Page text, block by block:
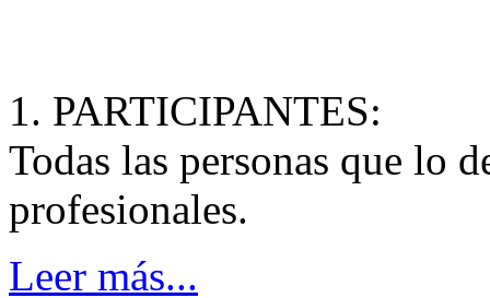
1. PARTICIPANTES:
Todas las personas que lo
profesionales.
Leer más...